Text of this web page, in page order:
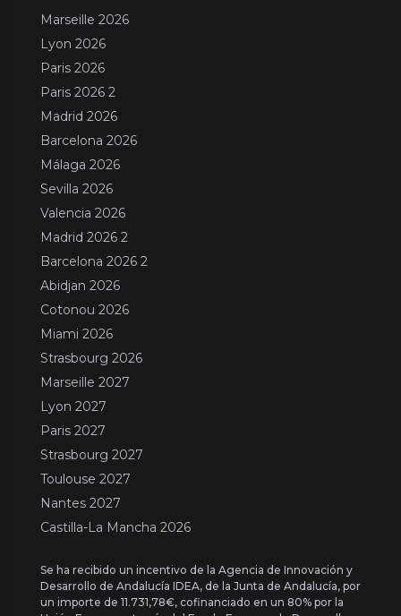
Marseille 2026
Lyon 2026
Paris 2026
Paris 2026 2
Madrid 2026
Barcelona 2026
Málaga 2026
Sevilla 2026
Valencia 2026
Madrid 2026 2
Barcelona 2026 2
Abidjan 2026
Cotonou 2026
Miami 2026
Strasbourg 2026
Marseille 2027
Lyon 2027
Paris 2027
Strasbourg 2027
Toulouse 2027
Nantes 2027
Castilla-La Mancha 2026
Se ha recibido un incentivo de la Agencia de Innovación y
Desarrollo de Andalucía IDEA, de la Junta de Andalucía, por
un importe de 11.731,78€, cofinanciado en un 80% por la